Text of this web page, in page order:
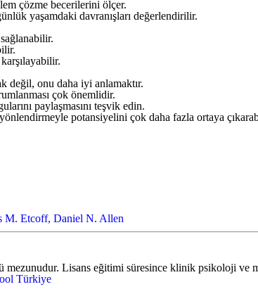
çözme becerilerini ölçer.
yaşamdaki davranışları değerlendirilir.
değil, onu daha iyi anlamaktır.
çok önemlidir.
paylaşmasını teşvik edin.
potansiyelini çok daha fazla ortaya
M. Etcoff, Daniel N. Allen
Lisans eğitimi süresince klinik psikoloji ve
Türkiye